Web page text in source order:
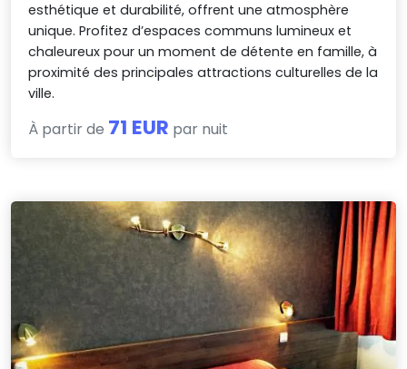
esthétique et durabilité, offrent une atmosphère
unique. Profitez d’espaces communs lumineux et
chaleureux pour un moment de détente en famille, à
proximité des principales attractions culturelles de la
ville.
À partir de 71 EUR par nuit